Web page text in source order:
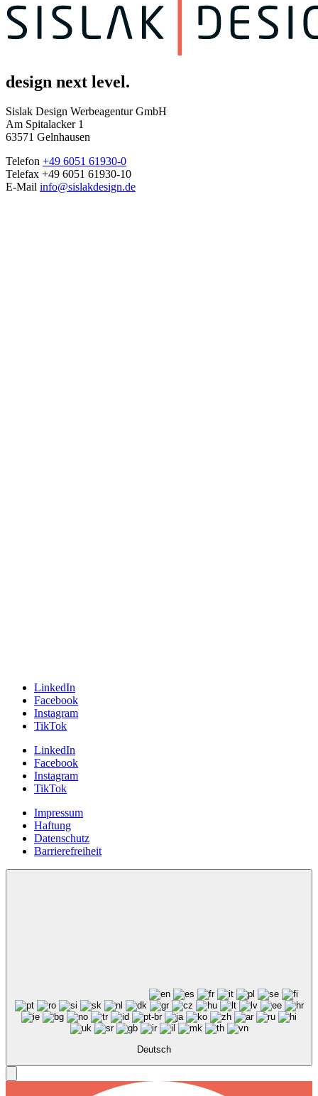
design next level.
Sislak Design Werbeagentur GmbH
Am Spitalacker 1
63571 Gelnhausen
Telefon +49 6051 61930-0
Telefax +49 6051 61930-10
E-Mail info@sislakdesign.de
LinkedIn
Facebook
Instagram
TikTok
LinkedIn
Facebook
Instagram
TikTok
Impressum
Haftung
Datenschutz
Barrierefreiheit
Deutsch